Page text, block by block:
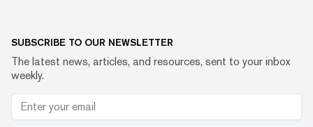
SUBSCRIBE TO OUR NEWSLETTER
The latest news, articles, and resources, sent to your inbox
weekly.